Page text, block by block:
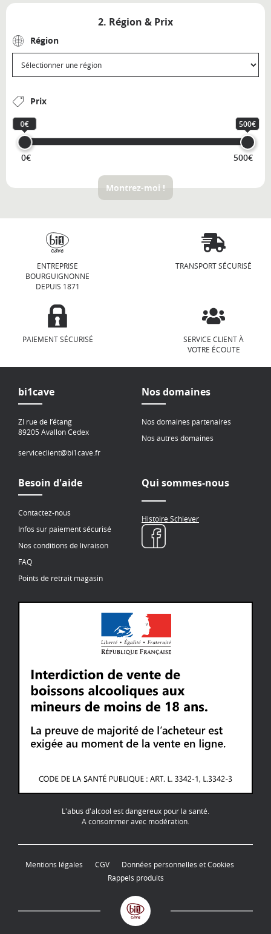
2. Région & Prix
Région
Prix
0€ 500€
0€ 500€
Montrez-moi !
ENTREPRISE
BOURGUIGNONNE
DEPUIS 1871
TRANSPORT SÉCURISÉ
PAIEMENT SÉCURISÉ
SERVICE CLIENT À
VOTRE ÉCOUTE
bi1cave
ZI rue de l’étang
89205 Avallon Cedex
serviceclient@bi1cave.fr
Nos domaines
Nos domaines partenaires
Nos autres domaines
Besoin d'aide
Contactez-nous
Infos sur paiement sécurisé
Nos conditions de livraison
FAQ
Points de retrait magasin
Qui sommes-nous
Histoire Schiever
L'abus d'alcool est dangereux pour la santé.
A consommer avec modération.
Mentions légales CGV
Données personnelles et Cookies
Rappels produits